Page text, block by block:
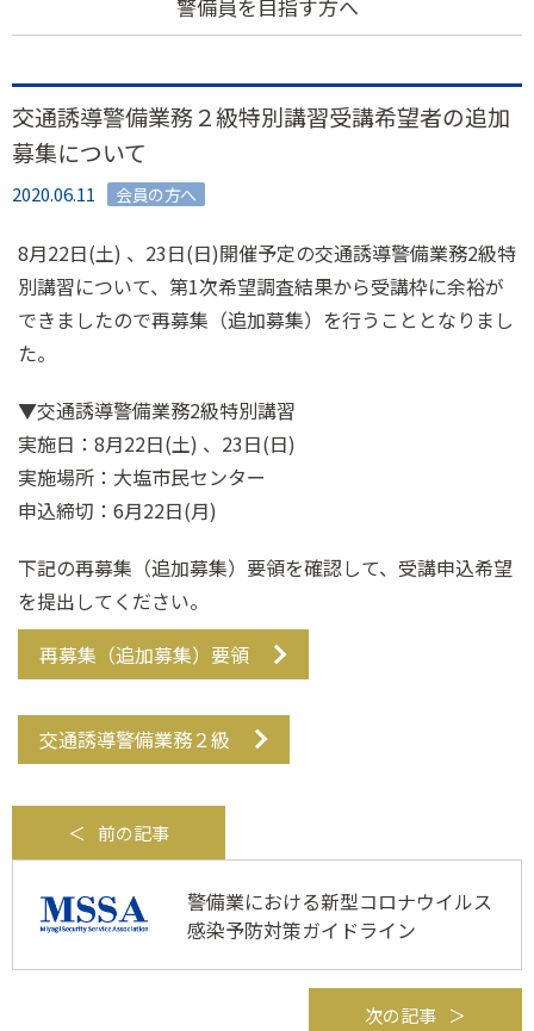
交通誘導警備業務２級特別講習受講希望者の追加
募集について
2020.06.11 会員の方へ
8月22日(土) 、23日(日)開催予定の交通誘導警備業務2級特
別講習について、第1次希望調査結果から受講枠に余裕が
できましたので再募集（追加募集）を行うこととなりまし
た。
▼交通誘導警備業務2級特別講習
実施日：8月22日(土) 、23日(日)
実施場所：大塩市民センター
申込締切：6月22日(月)
下記の再募集（追加募集）要領を確認して、受講申込希望
を提出してください。
再募集（追加募集）要領
交通誘導警備業務２級
前の記事
警備業における新型コロナウイルス
感染予防対策ガイドライン
次の記事
警備員を目指す方へ